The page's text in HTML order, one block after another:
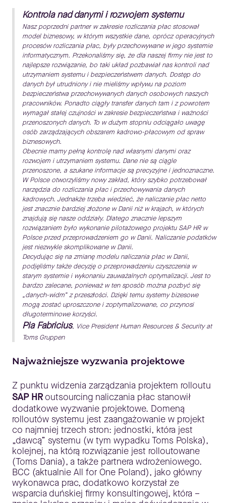
Kontrola nad danymi i rozwojem systemu
Nasz poprzedni partner w zakresie rozliczania płac stosował
model biznesowy, w którym wszystkie dane, oprócz operacyjnych
procesów rozliczania płac, były przechowywane w jego systemie
informatycznym. Przekonaliśmy się, że dla naszej firmy nie jest to
najlepsze rozwiązanie, bo taki układ pozbawiał nas kontroli nad
utrzymaniem systemu i bezpieczeństwem danych. Dostęp do
danych był utrudniony i nie mieliśmy wpływu na poziom
bezpieczeństwa przechowywanych danych osobowych naszych
pracowników. Ponadto ciągły transfer danych tam i z powrotem
wymagał stałej czujności w zakresie bezpieczeństwa i ważności
przenoszonych danych. To w dużym stopniu odciągało uwagę
osób zarządzających obszarem kadrowo-płacowym od spraw
biznesowych.
Obecnie mamy pełną kontrolę nad własnymi danymi oraz
rozwojem i utrzymaniem systemu. Dane nie są ciągle
przenoszone, a szukane informacje są precyzyjne i jednoznaczne.
W Polsce otworzyliśmy nowy zakład, który szybko potrzebował
narzędzia do rozliczania płac i przechowywania danych
kadrowych. Jednakże trzeba wiedzieć, że naliczanie płac netto
jest znacznie bardziej złożone w Danii niż w krajach, w których
znajdują się nasze oddziały. Dlatego znacznie lepszym
rozwiązaniem było wykonanie pilotażowego projektu SAP HR w
Polsce przed przeprowadzeniem go w Danii. Naliczanie podatków
jest niezwykle skomplikowane w Danii.
Decydując się na zmianę modelu naliczania płac w Danii,
podjęliśmy także decyzję o przeprowadzeniu czyszczenia w
starym systemie i wykonaniu zauważalnych optymalizacji. Jest to
bardzo zalecane, ponieważ w ten sposób można pozbyć się
„danych-widm” z przeszłości. Dzięki temu systemy bizesowe
mogą zostać uproszczone i zoptymalizowane, co przynosi
długoterminowe korzyści.
Pia Fabricius, Vice President Human Resources & Security at
Toms Gruppen
Najważniejsze wyzwania projektowe
Z punktu widzenia zarządzania projektem rolloutu
SAP HR outsourcing naliczania płac stanowił
dodatkowe wyzwanie projektowe. Domeną
rolloutów systemu jest zaangażowanie w projekt
co najmniej trzech stron: jednostki, która jest
„dawcą” systemu (w tym wypadku Toms Polska),
kolejnej, na którą rozwiązanie jest rolloutowane
(Toms Dania), a także partnera wdrożeniowego.
BCC (aktualnie All for One Poland), jako główny
wykonawca prac, dodatkowo korzystał ze
wsparcia duńskiej firmy konsultingowej, która –